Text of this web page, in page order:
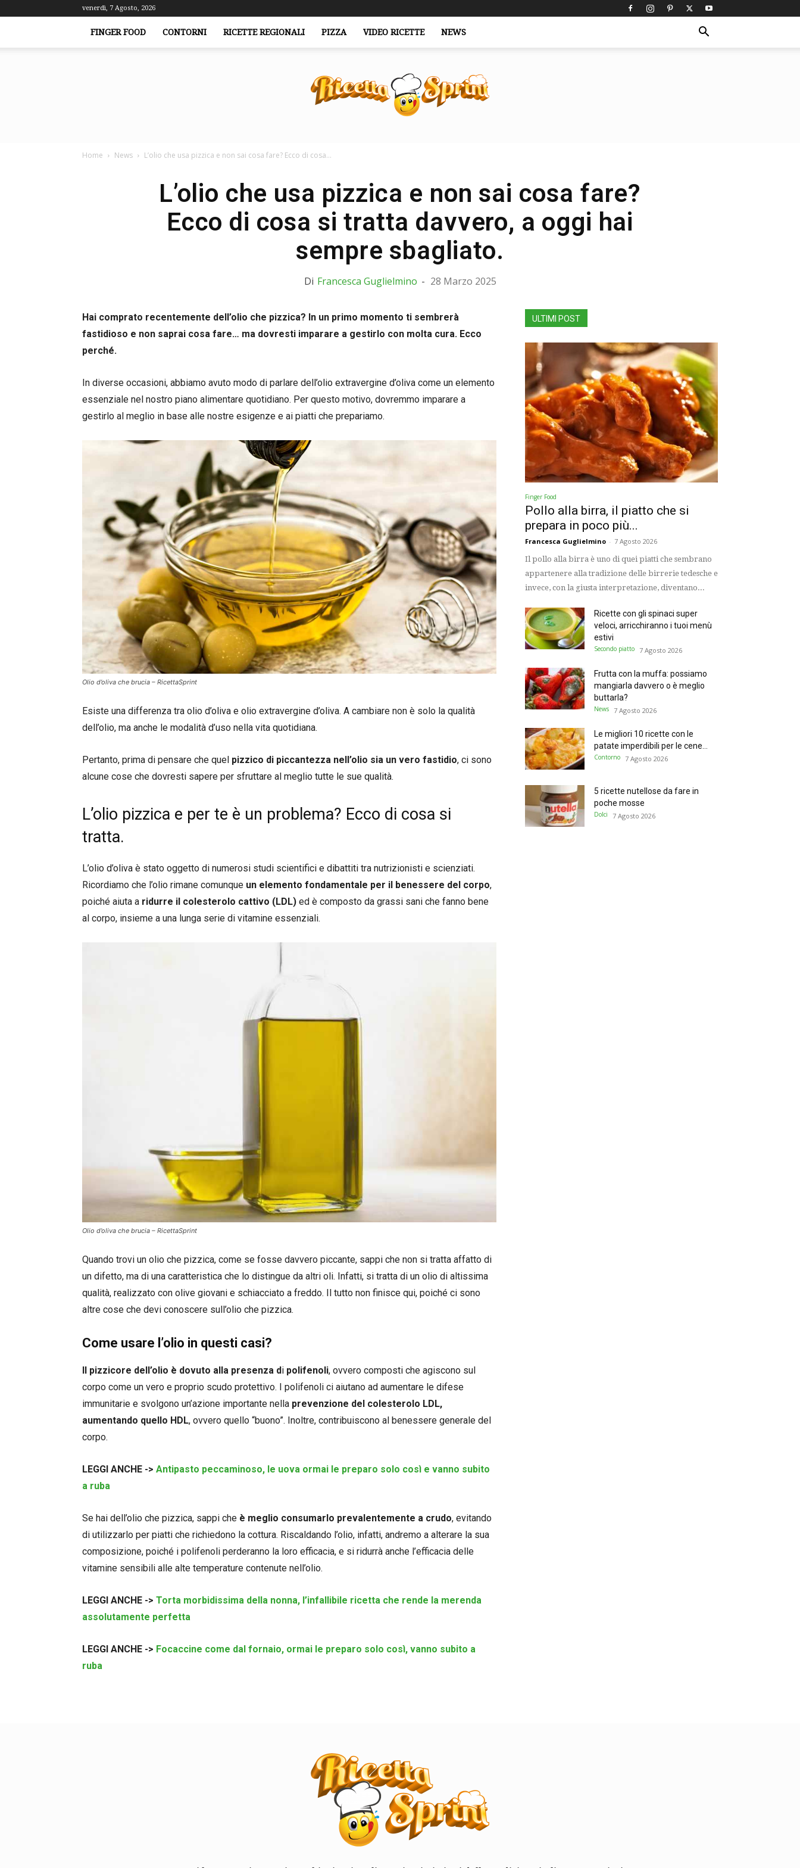
venerdì, 7 Agosto, 2026
FINGER FOOD CONTORNI RICETTE REGIONALI PIZZA VIDEO RICETTE NEWS
Home News L’olio che usa pizzica e non sai cosa fare? Ecco di cosa...
L’olio che usa pizzica e non sai cosa fare?
Ecco di cosa si tratta davvero, a oggi hai
sempre sbagliato.
Di Francesca Guglielmino - 28 Marzo 2025
Hai comprato recentemente dell’olio che pizzica? In un primo momento ti sembrerà
fastidioso e non saprai cosa fare… ma dovresti imparare a gestirlo con molta cura. Ecco
perché.
In diverse occasioni, abbiamo avuto modo di parlare dell’olio extravergine d’oliva come un elemento
essenziale nel nostro piano alimentare quotidiano. Per questo motivo, dovremmo imparare a
gestirlo al meglio in base alle nostre esigenze e ai piatti che prepariamo.
Olio d’oliva che brucia – RicettaSprint
Esiste una differenza tra olio d’oliva e olio extravergine d’oliva. A cambiare non è solo la qualità
dell’olio, ma anche le modalità d’uso nella vita quotidiana.
Pertanto, prima di pensare che quel pizzico di piccantezza nell’olio sia un vero fastidio, ci sono
alcune cose che dovresti sapere per sfruttare al meglio tutte le sue qualità.
L’olio pizzica e per te è un problema? Ecco di cosa si
tratta.
L’olio d’oliva è stato oggetto di numerosi studi scientifici e dibattiti tra nutrizionisti e scienziati.
Ricordiamo che l’olio rimane comunque un elemento fondamentale per il benessere del corpo,
poiché aiuta a ridurre il colesterolo cattivo (LDL) ed è composto da grassi sani che fanno bene
al corpo, insieme a una lunga serie di vitamine essenziali.
Olio d’oliva che brucia – RicettaSprint
Quando trovi un olio che pizzica, come se fosse davvero piccante, sappi che non si tratta affatto di
un difetto, ma di una caratteristica che lo distingue da altri oli. Infatti, si tratta di un olio di altissima
qualità, realizzato con olive giovani e schiacciato a freddo. Il tutto non finisce qui, poiché ci sono
altre cose che devi conoscere sull’olio che pizzica.
Come usare l’olio in questi casi?
Il pizzicore dell’olio è dovuto alla presenza di polifenoli, ovvero composti che agiscono sul
corpo come un vero e proprio scudo protettivo. I polifenoli ci aiutano ad aumentare le difese
immunitarie e svolgono un’azione importante nella prevenzione del colesterolo LDL,
aumentando quello HDL, ovvero quello “buono”. Inoltre, contribuiscono al benessere generale del
corpo.
LEGGI ANCHE -> Antipasto peccaminoso, le uova ormai le preparo solo così e vanno subito
a ruba
Se hai dell’olio che pizzica, sappi che è meglio consumarlo prevalentemente a crudo, evitando
di utilizzarlo per piatti che richiedono la cottura. Riscaldando l’olio, infatti, andremo a alterare la sua
composizione, poiché i polifenoli perderanno la loro efficacia, e si ridurrà anche l’efficacia delle
vitamine sensibili alle alte temperature contenute nell’olio.
LEGGI ANCHE -> Torta morbidissima della nonna, l’infallibile ricetta che rende la merenda
assolutamente perfetta
LEGGI ANCHE -> Focaccine come dal fornaio, ormai le preparo solo così, vanno subito a
ruba
ULTIMI POST
Finger Food
Pollo alla birra, il piatto che si
prepara in poco più...
Francesca Guglielmino - 7 Agosto 2026
Il pollo alla birra è uno di quei piatti che sembrano
appartenere alla tradizione delle birrerie tedesche e
invece, con la giusta interpretazione, diventano...
Ricette con gli spinaci super
veloci, arricchiranno i tuoi menù
estivi
Secondo piatto 7 Agosto 2026
Frutta con la muffa: possiamo
mangiarla davvero o è meglio
buttarla?
News 7 Agosto 2026
Le migliori 10 ricette con le
patate imperdibili per le cene...
Contorno 7 Agosto 2026
5 ricette nutellose da fare in
poche mosse
Dolci 7 Agosto 2026